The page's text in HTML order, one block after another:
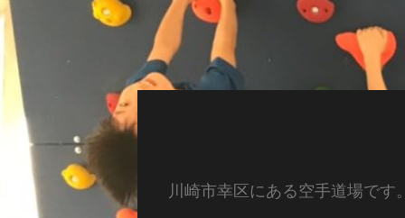
川崎市幸区にある空手道場で